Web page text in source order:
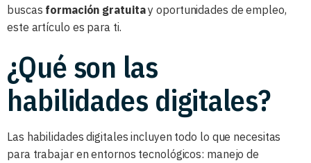
buscas formación gratuitay oportunidades de empleo,
este artículo es para ti.
¿Qué son las
habilidades digitales?
Las habilidades digitales incluyen todo lo que necesitas
para trabajar en entornos tecnológicos: manejo de